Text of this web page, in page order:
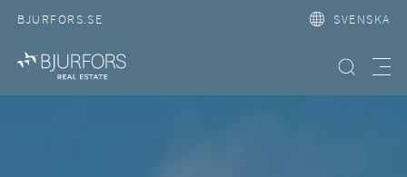
BJURFORS.SE SVENSKA
Hitta bostad